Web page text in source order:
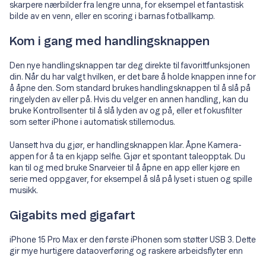
skarpere nærbilder fra lengre unna, for eksempel et fantastisk
bilde av en venn, eller en scoring i barnas fotballkamp.
Kom i gang med handlingsknappen
Den nye handlingsknappen tar deg direkte til favorittfunksjonen
din. Når du har valgt hvilken, er det bare å holde knappen inne for
å åpne den. Som standard brukes handlingsknappen til å slå på
ringelyden av eller på. Hvis du velger en annen handling, kan du
bruke Kontrollsenter til å slå lyden av og på, eller et fokusfilter
som setter iPhone i automatisk stillemodus.
Uansett hva du gjør, er handlingsknappen klar. Åpne Kamera-
appen for å ta en kjapp selfie. Gjør et spontant taleopptak. Du
kan til og med bruke Snarveier til å åpne en app eller kjøre en
serie med oppgaver, for eksempel å slå på lyset i stuen og spille
musikk.
Gigabits med gigafart
iPhone 15 Pro Max er den første iPhonen som støtter USB 3. Dette
gir mye hurtigere dataoverføring og raskere arbeidsflyter enn